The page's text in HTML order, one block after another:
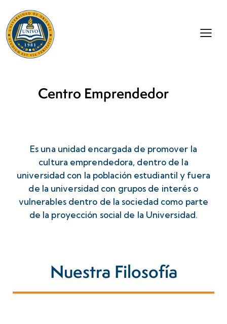
Centro Emprendedor
Es una unidad encargada de promover la
cultura emprendedora, dentro de la
universidad con la población estudiantil y fuera
de la universidad con grupos de interés o
vulnerables dentro de la sociedad como parte
de la proyección social de la Universidad.
Nuestra Filosofía